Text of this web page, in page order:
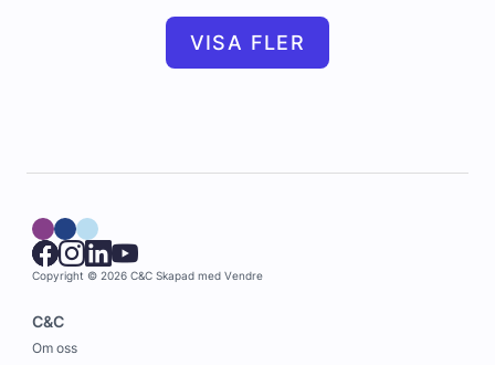
VISA FLER
Copyright © 2026 C&C Skapad med Vendre
C&C
Om oss